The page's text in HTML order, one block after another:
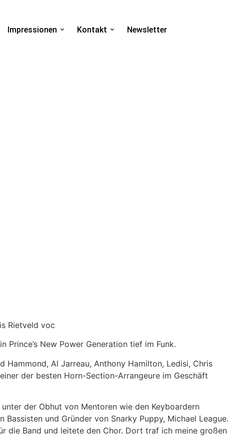
Impressionen Kontakt Newsletter
Rietveld voc
New Power Generation tief im Funk.
Hammond, Al Jarreau, Anthony Hamilton, Ledisi, Chris
der besten Horn-Section-Arrangeure im Geschäft
der Obhut von Mentoren wie den Keyboardern
und Gründer von Snarky Puppy, Michael League.
die Band und leitete den Chor. Dort traf ich meine großen